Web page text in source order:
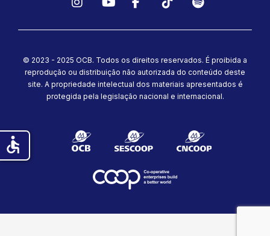
© 2023 - 2025 OCB. Todos os direitos reservados. É proibida a
reprodução ou distribuição não autorizada do conteúdo deste
site. A propriedade intelectual dos materiais apresentados é
protegida pela legislação nacional e internacional.
accessible